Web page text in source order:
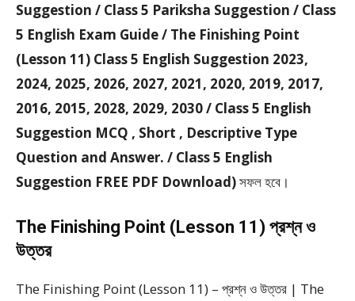
Suggestion / Class 5 Pariksha Suggestion / Class
5 English Exam Guide / The Finishing Point
(Lesson 11) Class 5 English Suggestion 2023,
2024, 2025, 2026, 2027, 2021, 2020, 2019, 2017,
2016, 2015, 2028, 2029, 2030 / Class 5 English
Suggestion MCQ , Short , Descriptive Type
Question and Answer. / Class 5 English
Suggestion FREE PDF Download)সফল হবে।
The Finishing Point (Lesson 11) প্রশ্ন ও
উত্তর
The Finishing Point (Lesson 11) – প্রশ্ন ও উত্তর | The